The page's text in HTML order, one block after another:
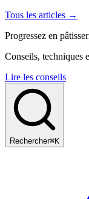
Tous les articles →
Progressez en
Conseils, techniques
Lire les conseils
Rechercher⌘K